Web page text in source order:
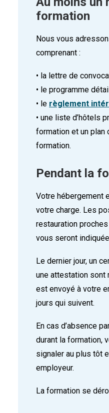
formation
Nous vous
comprenant :
• la lettre de
• le programme
• le règlement
• une liste d’hôtels
formation et un plan
formation.
Pendant la
Votre hébergement
votre charge. Les
restauration
vous seront
Le dernier jour, un
une attestation sont
est envoyé à votre
jours qui suivent.
En cas d’absence
durant la formation,
signaler au plus tôt
employeur.
La formation se